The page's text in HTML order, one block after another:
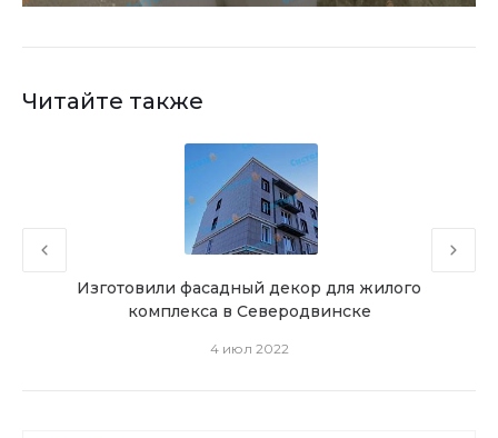
Читайте также
Изготовили фасадный декор для жилого
комплекса в Северодвинске
4 июл 2022